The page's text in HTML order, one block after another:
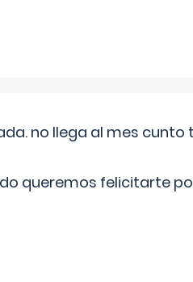
no llega al mes
queremos felicitarte